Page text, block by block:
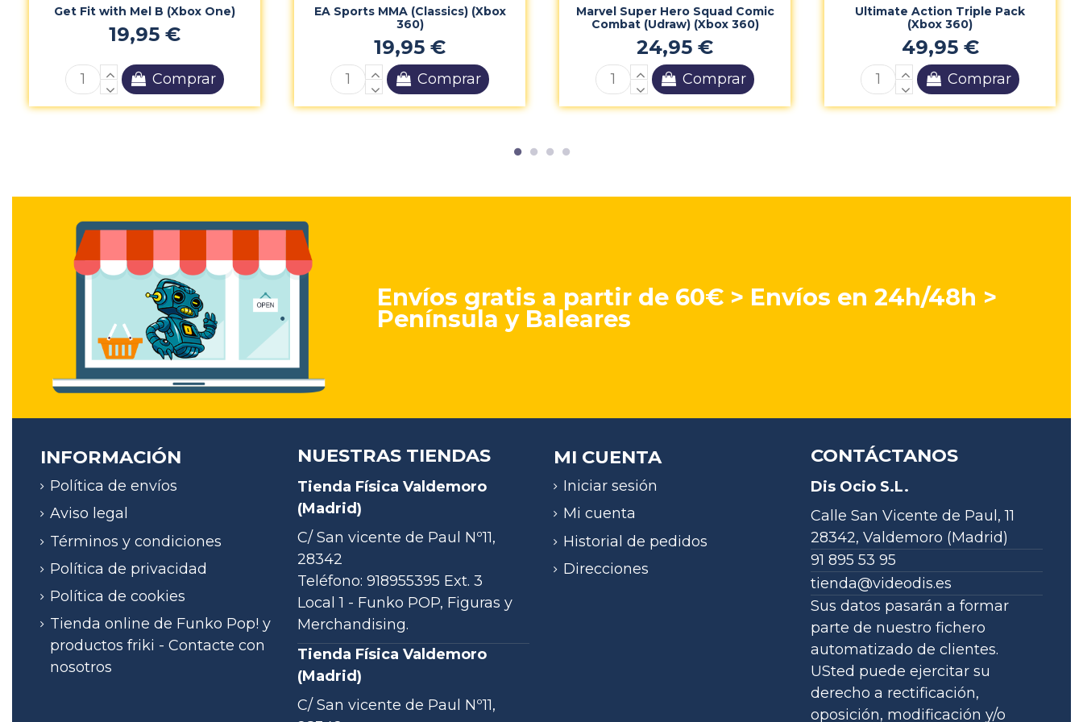
Get Fit with Mel B (Xbox One)
19,95 €
Comprar
EA Sports MMA (Classics) (Xbox
360)
19,95 €
Comprar
Marvel Super Hero Squad Comic
Combat (Udraw) (Xbox 360)
24,95 €
Comprar
Ultimate Action Triple Pack
(Xbox 360)
49,95 €
Comprar
Envíos gratis a partir de 60€ > Envíos en 24h/48h >
Península y Baleares
INFORMACIÓN
Política de envíos
Aviso legal
Términos y condiciones
Política de privacidad
Política de cookies
Tienda online de Funko Pop! y
productos friki - Contacte con
nosotros
NUESTRAS TIENDAS
Tienda Física Valdemoro
(Madrid)
C/ San vicente de Paul Nº11,
28342
Teléfono: 918955395 Ext. 3
Local 1 - Funko POP, Figuras y
Merchandising.
Tienda Física Valdemoro
(Madrid)
C/ San vicente de Paul Nº11,
MI CUENTA
Iniciar sesión
Mi cuenta
Historial de pedidos
Direcciones
CONTÁCTANOS
Dis Ocio S.L.
Calle San Vicente de Paul, 11
28342, Valdemoro (Madrid)
91 895 53 95
tienda@videodis.es
Sus datos pasarán a formar
parte de nuestro fichero
automatizado de clientes.
USted puede ejercitar su
derecho a rectificación,
oposición, modificación y/o